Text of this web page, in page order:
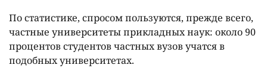
По статистике, спросом пользуются, прежде всего,
частные университеты прикладных наук: около 90
процентов студентов частных вузов учатся в
подобных университетах.